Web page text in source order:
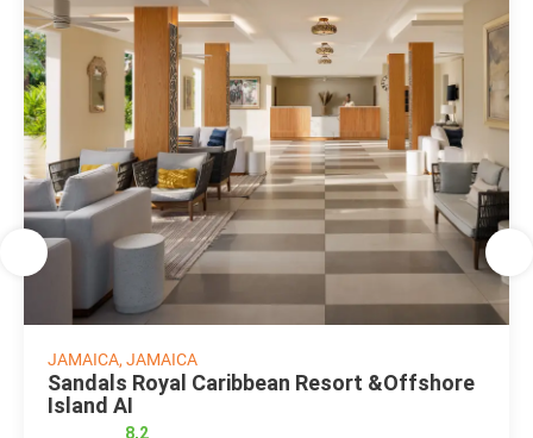
JAMAICA, JAMAICA
Sandals Royal Caribbean Resort &Offshore
Island AI
8,2